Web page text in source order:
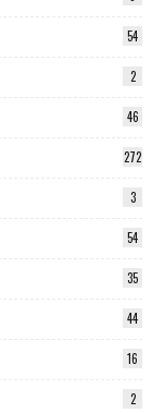
54
2
46
272
3
54
35
44
16
2